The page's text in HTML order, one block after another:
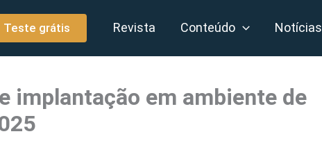
Teste grátis Revista Conteúdo Notícias
implantação em ambiente de